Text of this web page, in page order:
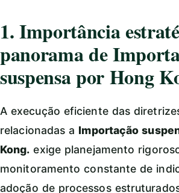
1. Importância
panorama de
suspensa por Hong
A execução eficiente das
relacionadas a Importação
Kong. exige planejamento
monitoramento constante de
adoção de processos